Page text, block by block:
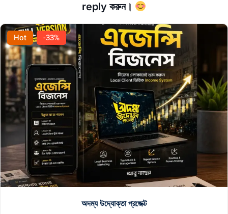
reply করুন।
Hot -33%
অদম্য উদ্যোক্তা প্রজেক্ট